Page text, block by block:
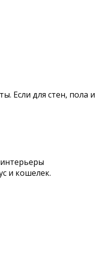
Если для стен, пола и
и кошелек.